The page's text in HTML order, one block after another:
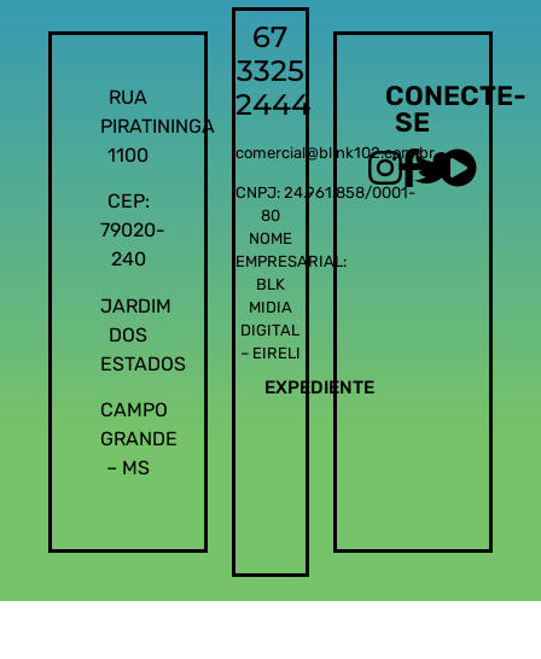
RUA
PIRATININGA
1100
CEP:
79020-
240
JARDIM
DOS
ESTADOS
CAMPO
GRANDE
– MS
67
3325
2444
comercial@blink102.com.br
CNPJ: 24.961.858/0001-
80
NOME
EMPRESARIAL:
BLK
MIDIA
DIGITAL
– EIRELI
EXPEDIENTE
CONECTE-
SE